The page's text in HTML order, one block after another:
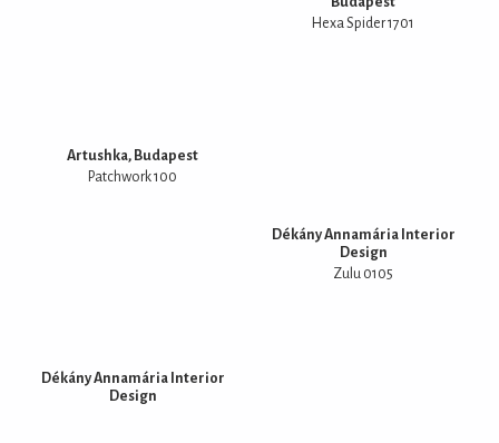
Hexa Spider 1701
Artushka, Budapest
Patchwork 100
Dékány Annamária Interior
Design
Zulu 0105
Dékány Annamária Interior
Design